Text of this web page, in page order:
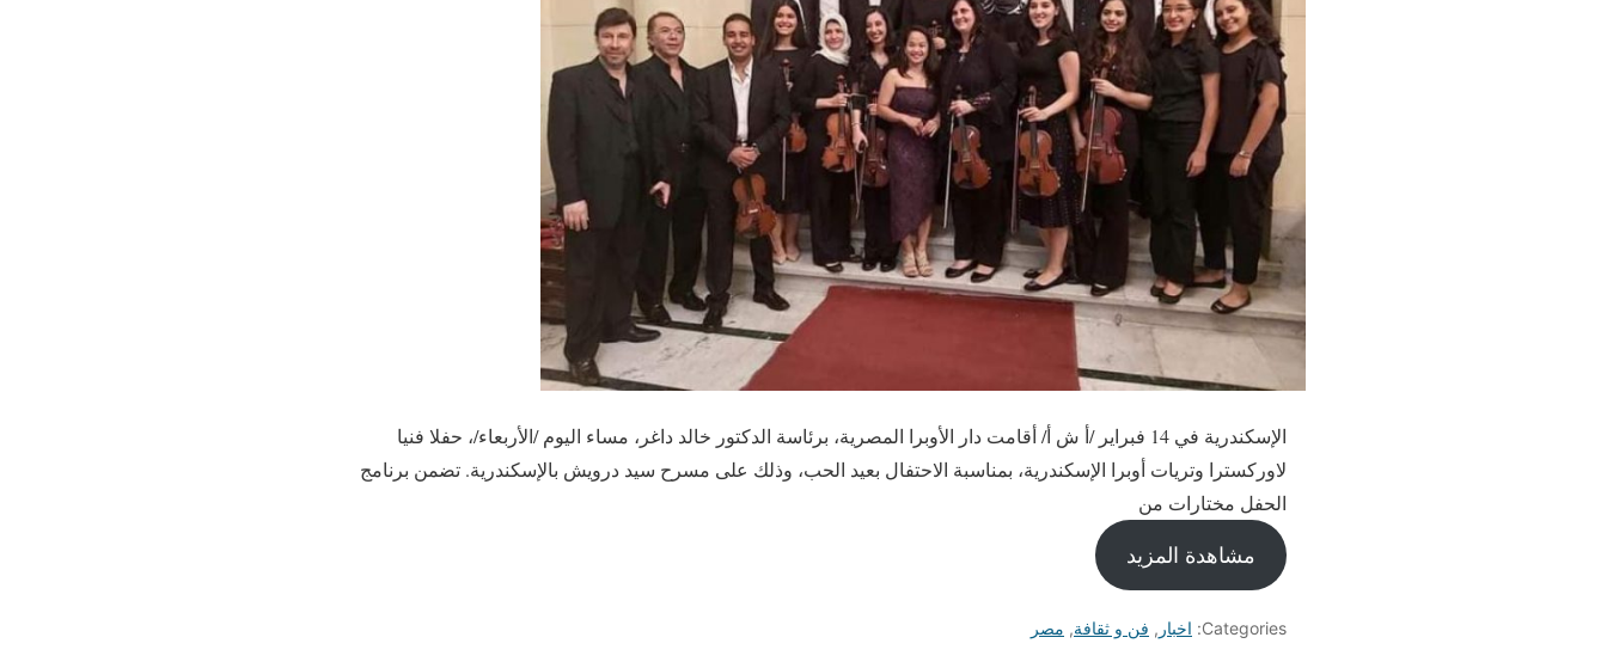
الإسكندرية في 14 فبراير /أ ش أ/ أقامت دار الأوبرا المصرية، برئاسة الدكتور خالد داغر، مساء اليوم /الأربعاء/، حفلا فنيا
لاوركسترا وتريات أوبرا الإسكندرية، بمناسبة الاحتفال بعيد الحب، وذلك على مسرح سيد درويش بالإسكندرية. تضمن برنامج
الحفل مختارات من
مشاهدة المزيد
Categories: اخبار , فن و ثقافة, مصر